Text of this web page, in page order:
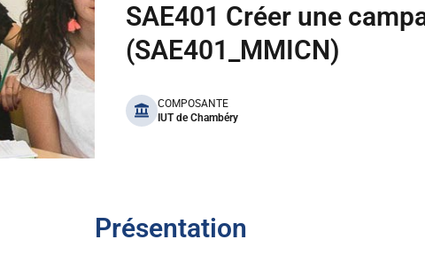
SAE401 Créer une
(SAE401_MMICN)
benefits
COMPOSANTE
IUT de Chambéry
Présentation